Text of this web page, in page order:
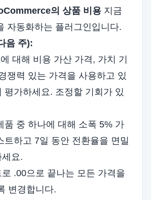
의 상품 비용 지금
자동화하는 플러그인입니다.
음 주):
대해 비용 가산 가격, 가치 기
쟁력 있는 가격을 사용하고 있
평가하세요. 조정할 기회가 있
품 중 하나에 대해 소폭 5% 가
트하고 7일 동안 전환율을 면밀
요.
.00으로 끝나는 모든 가격을
변경합니다.